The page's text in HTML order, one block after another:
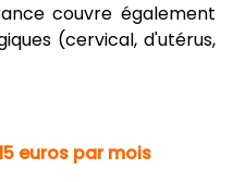
couvre également
(cervical, d'utérus,
euros par mois